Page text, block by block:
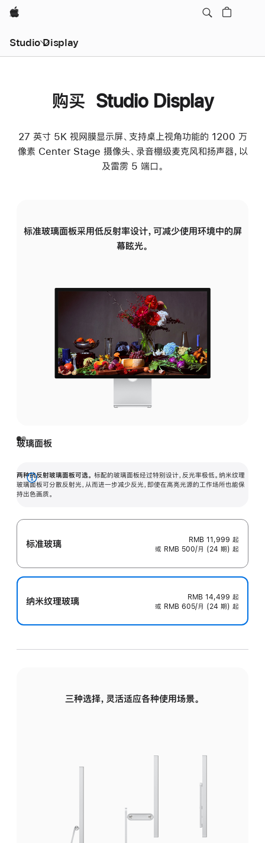
Apple
Studio Display
购买 Studio Display
27 英寸 5K 视网膜显示屏、支持桌上视角功能的 1200 万
像素 Center Stage 摄像头、录音棚级麦克风和扬声器，以
及雷雳 5 端口。
标准玻璃面板采用低反射率设计，可减少使用环境中的屏
幕眩光。
玻璃面板
两种抗反射玻璃面板可选。 标配的玻璃面板经过特别设计，反光率极低。纳米纹理
玻璃面板可分散反射光，从而进一步减少反光，即使在高亮光源的工作场所也能保
持出色画质。
展
开
标准玻璃 RMB 11,999 起
或 RMB 500/月 (24 期) 起
纳米纹理玻璃 RMB 14,499 起
或 RMB 605/月 (24 期) 起
三种选择，灵活适应各种使用场景。